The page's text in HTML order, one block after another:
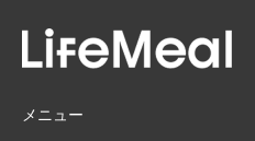
メニュー